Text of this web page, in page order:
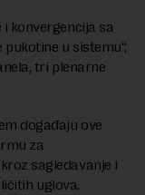
konvergencija sa
u sistemu“,
tri plenarne
događaju ove
za
sagledavanje i
uglova.